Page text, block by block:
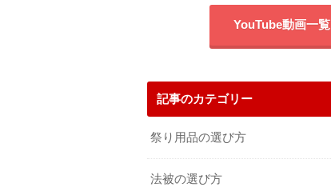
YouTube動画一覧
記事のカテゴリー
祭り用品の選び方
法被の選び方